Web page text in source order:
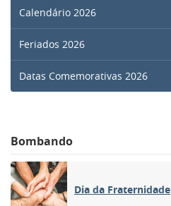
Calendário 2026
Feriados 2026
Datas Comemorativas 2026
Bombando
Dia da Fraternidade